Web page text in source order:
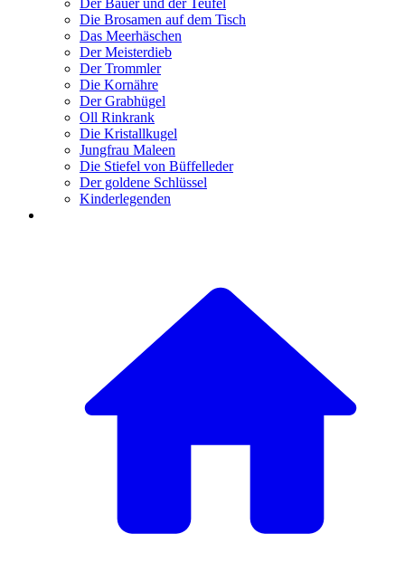
Der Bauer und der Teufel
Die Brosamen auf dem Tisch
Das Meerhäschen
Der Meisterdieb
Der Trommler
Die Kornähre
Der Grabhügel
Oll Rinkrank
Die Kristallkugel
Jungfrau Maleen
Die Stiefel von Büffelleder
Der goldene Schlüssel
Kinderlegenden